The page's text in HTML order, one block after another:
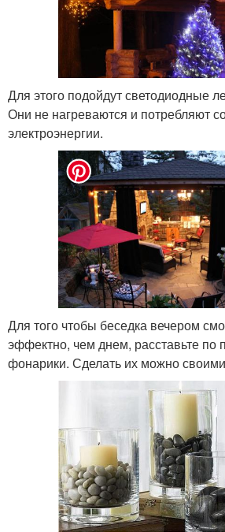
Для этого подойдут светодиодные
Они не нагреваются и потребляют
электроэнергии.
Для того чтобы беседка вечером
эффектно, чем днем, расставьте по
фонарики. Сделать их можно